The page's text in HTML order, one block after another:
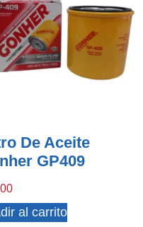
De Aceite
GP409
al carrito